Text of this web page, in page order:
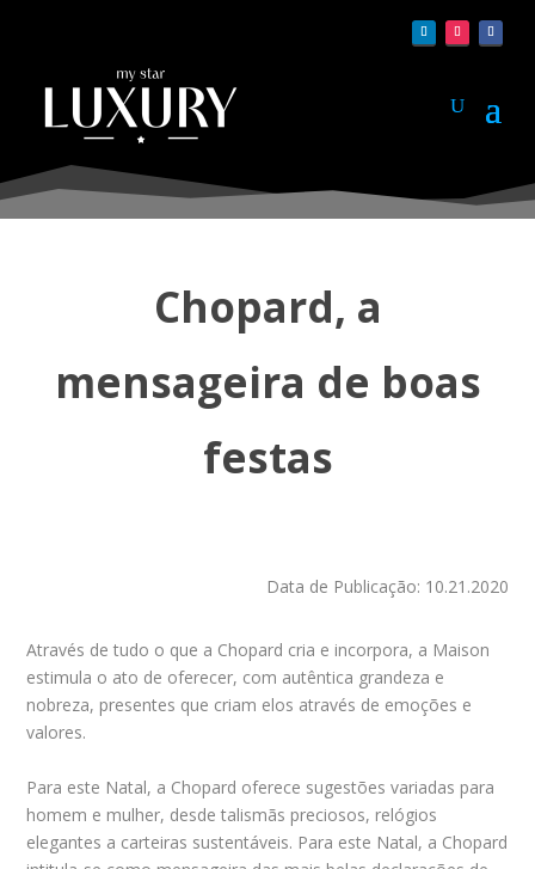
Chopard, a
mensageira de boas
festas
Data de Publicação: 10.21.2020
Através de tudo o que a Chopard cria e incorpora, a Maison
estimula o ato de oferecer, com autêntica grandeza e
nobreza, presentes que criam elos através de emoções e
valores.
Para este Natal, a Chopard oferece sugestões variadas para
homem e mulher, desde talismãs preciosos, relógios
elegantes a carteiras sustentáveis. Para este Natal, a Chopard